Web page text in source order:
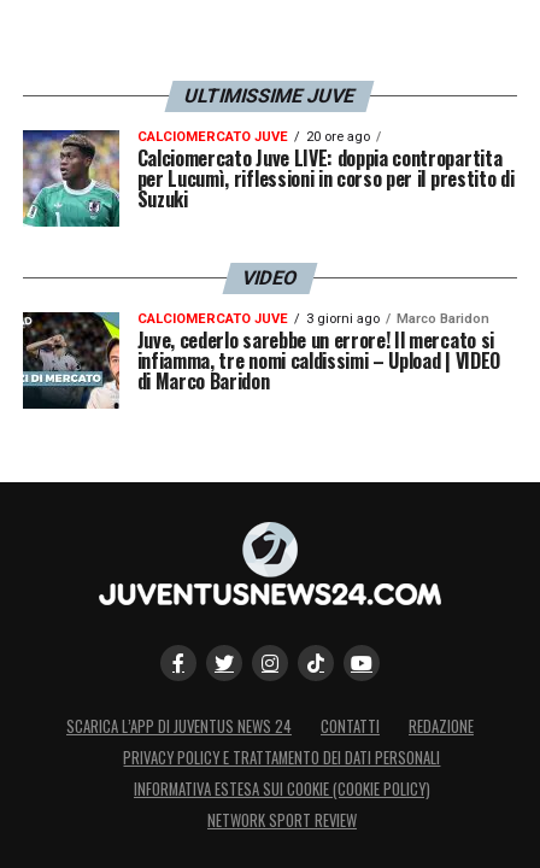
ULTIMISSIME JUVE
CALCIOMERCATO JUVE 20 ore ago
Calciomercato Juve LIVE: doppia contropartita
per Lucumì, riflessioni in corso per il prestito di
Suzuki
VIDEO
CALCIOMERCATO JUVE 3 giorni ago Marco Baridon
Juve, cederlo sarebbe un errore! Il mercato si
infiamma, tre nomi caldissimi – Upload | VIDEO
di Marco Baridon
SCARICA L’APP DI JUVENTUS NEWS 24 CONTATTI
REDAZIONE
PRIVACY POLICY E TRATTAMENTO DEI DATI PERSONALI
INFORMATIVA ESTESA SUI COOKIE (COOKIE POLICY)
NETWORK SPORT REVIEW